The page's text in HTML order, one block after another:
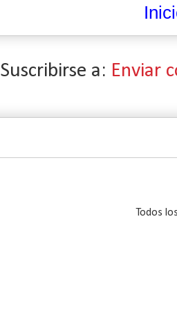
Suscribirse a: Enviar
Todos